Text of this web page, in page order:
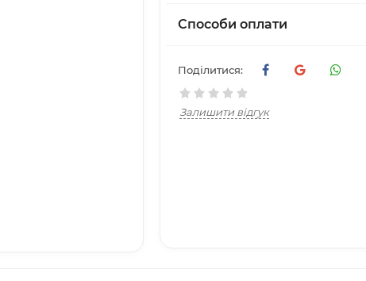
Способи оплати
Поділитися:
Залишити відгук